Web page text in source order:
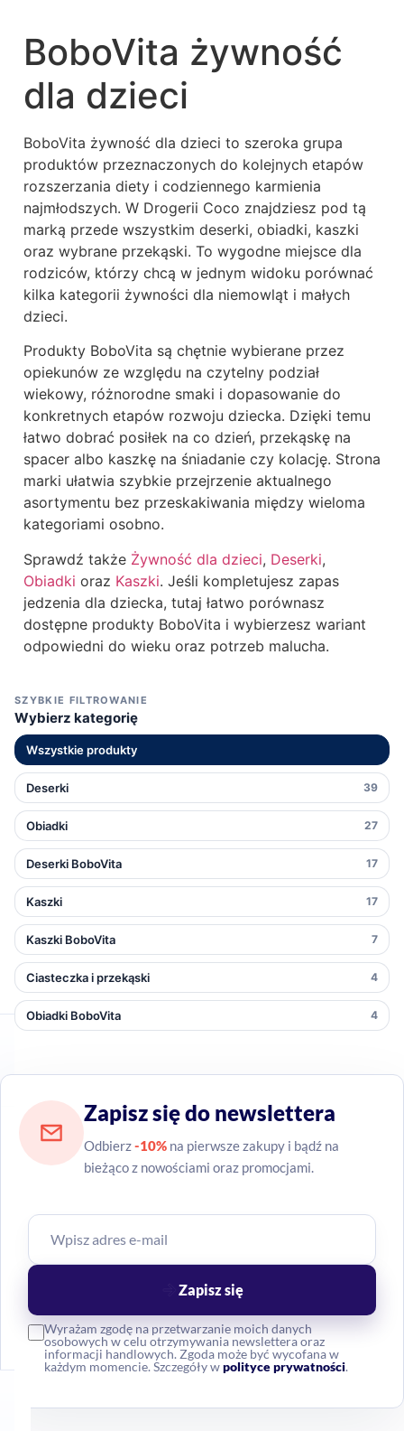
SZYBKIE FILTROWANIE
Wybierz kategorię
Wszystkie produkty
Deserki 39
Obiadki 27
Deserki BoboVita 17
Kaszki 17
Kaszki BoboVita 7
Ciasteczka i przekąski 4
Obiadki BoboVita 4
BoboVita żywność
dla dzieci
BoboVita żywność dla dzieci to szeroka grupa
produktów przeznaczonych do kolejnych etapów
rozszerzania diety i codziennego karmienia
najmłodszych. W Drogerii Coco znajdziesz pod tą
marką przede wszystkim deserki, obiadki, kaszki
oraz wybrane przekąski. To wygodne miejsce dla
rodziców, którzy chcą w jednym widoku porównać
kilka kategorii żywności dla niemowląt i małych
dzieci.
Produkty BoboVita są chętnie wybierane przez
opiekunów ze względu na czytelny podział
wiekowy, różnorodne smaki i dopasowanie do
konkretnych etapów rozwoju dziecka. Dzięki temu
łatwo dobrać posiłek na co dzień, przekąskę na
spacer albo kaszkę na śniadanie czy kolację. Strona
marki ułatwia szybkie przejrzenie aktualnego
asortymentu bez przeskakiwania między wieloma
kategoriami osobno.
Sprawdź także Żywność dla dzieci, Deserki,
Obiadki oraz Kaszki. Jeśli kompletujesz zapas
jedzenia dla dziecka, tutaj łatwo porównasz
dostępne produkty BoboVita i wybierzesz wariant
odpowiedni do wieku oraz potrzeb malucha.
Zapisz się do newslettera
Odbierz-10% na pierwsze zakupy i bądź na
bieżąco z nowościami oraz promocjami.
Wyrażam zgodę na przetwarzanie moich danych
osobowych w celu otrzymywania newslettera oraz
informacji handlowych. Zgoda może być wycofana w
każdym momencie. Szczegóły wpolityce prywatności.
Zapisz się